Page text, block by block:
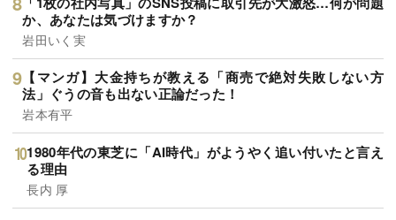
か、あなたは気づけますか？
岩田いく実
【マンガ】大金持ちが教える「商売で絶対失敗しない方
法」ぐうの音も出ない正論だった！
岩本有平
1980年代の東芝に「AI時代」がようやく追い付いたと言え
る理由
長内 厚